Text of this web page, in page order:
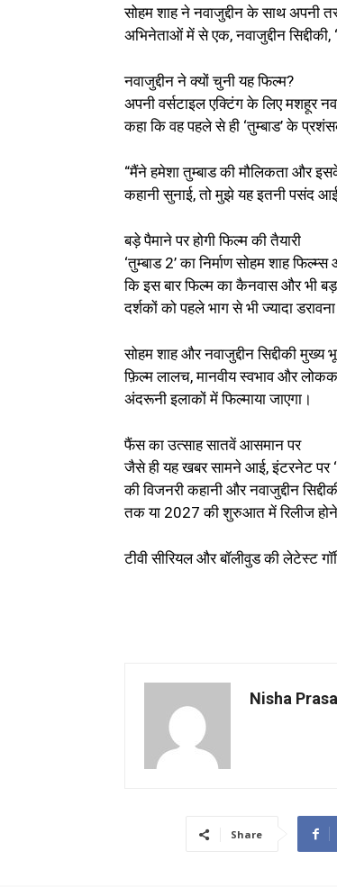
सोहम शाह ने नवाजुद्दीन के साथ अपनी
अभिनेताओं में से एक, नवाजुद्दीन
नवाजुद्दीन ने क्यों चुनी यह फिल्म?
अपनी वर्सटाइल एक्टिंग के लिए मशहूर
कहा कि वह पहले से ही ‘तुम्बाड’ के
“मैंने हमेशा तुम्बाड की मौलिकता और
कहानी सुनाई, तो मुझे यह इतनी पसंद
बड़े पैमाने पर होगी फिल्म की तैयारी
‘तुम्बाड 2’ का निर्माण सोहम शाह
कि इस बार फिल्म का कैनवास और भी
दर्शकों को पहले भाग से भी ज्यादा
सोहम शाह और नवाजुद्दीन सिद्दीकी मुख्य
फ़िल्म लालच, मानवीय स्वभाव और
अंदरूनी इलाकों में फिल्माया जाएगा।
फैंस का उत्साह सातवें आसमान पर
जैसे ही यह खबर सामने आई, इंटरनेट पर
की विजनरी कहानी और नवाजुद्दीन
तक या 2027 की शुरुआत में रिलीज होने
टीवी सीरियल और बॉलीवुड की लेटेस्ट
Nisha
Share